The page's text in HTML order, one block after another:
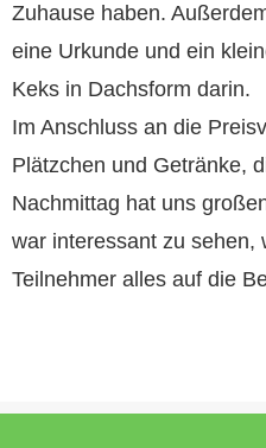
Zuhause haben.
eine Urkunde und ein
Keks in Dachsform darin.
Im Anschluss an die
Plätzchen und Getränke,
Nachmittag hat uns
war interessant zu sehen,
Teilnehmer alles auf die